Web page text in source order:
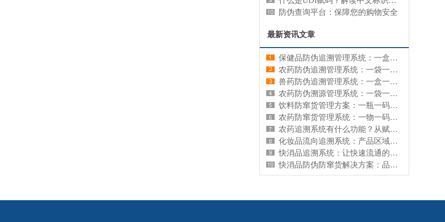
防伪查询平台：保障您的购物安全
最新资讯文章
保健品防伪追溯管理系统：一盒一码，让每盒保健品来源可查、真伪可辨
农药防伪追溯管理系统：一袋一码，让每袋农药有据可查、有源可溯
兽药防伪追溯管理系统：一盒一码，让每盒兽药来源可查、真伪可辨
农药防伪溯源管理系统：一袋一码，既防假冒又查来源
饮料防窜货管理方案：一瓶一码，从源头管住渠道流向
农药防窜货管理系统：一物一码，让每袋农药流向清晰、渠道可控
农药追溯系统有什么功能？从赋码到监管的全链路能力解析
化妆品流向追溯系统：产品区域分布的查询工具
快消品追溯系统：让快速流通的商品拥有可信数字档案
快消品防伪防窜货解决方案：品牌信任与渠道秩序的数字化守护